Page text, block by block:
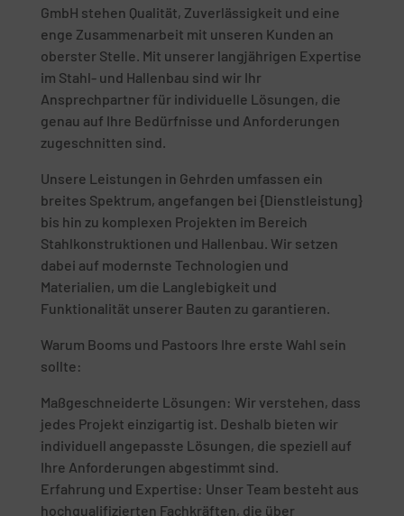
GmbH stehen Qualität, Zuverlässigkeit und eine
enge Zusammenarbeit mit unseren Kunden an
oberster Stelle. Mit unserer langjährigen Expertise
im Stahl- und Hallenbau sind wir Ihr
Ansprechpartner für individuelle Lösungen, die
genau auf Ihre Bedürfnisse und Anforderungen
zugeschnitten sind.
Unsere Leistungen in Gehrden umfassen ein
breites Spektrum, angefangen bei {Dienstleistung}
bis hin zu komplexen Projekten im Bereich
Stahlkonstruktionen und Hallenbau. Wir setzen
dabei auf modernste Technologien und
Materialien, um die Langlebigkeit und
Funktionalität unserer Bauten zu garantieren.
Warum Booms und Pastoors Ihre erste Wahl sein
sollte:
Maßgeschneiderte Lösungen: Wir verstehen, dass
jedes Projekt einzigartig ist. Deshalb bieten wir
individuell angepasste Lösungen, die speziell auf
Ihre Anforderungen abgestimmt sind.
Erfahrung und Expertise: Unser Team besteht aus
hochqualifizierten Fachkräften, die über